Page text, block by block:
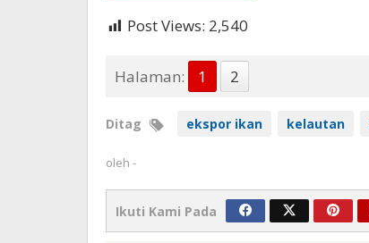
Post Views: 2,540
Halaman: 1 2
Ditag ekspor ikan kelautan
oleh -
Ikuti Kami Pada